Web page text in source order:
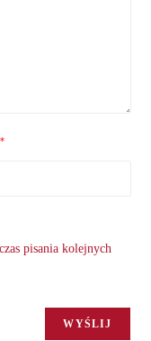
*
pisania kolejnych